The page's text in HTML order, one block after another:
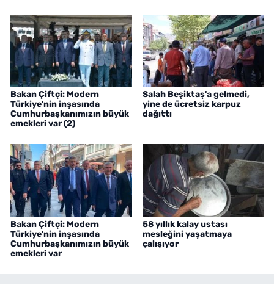
Bakan Çiftçi: Modern
Türkiye'nin inşasında
Cumhurbaşkanımızın büyük
emekleri var (2)
Salah Beşiktaş'a gelmedi,
yine de ücretsiz karpuz
dağıttı
Bakan Çiftçi: Modern
Türkiye'nin inşasında
Cumhurbaşkanımızın büyük
emekleri var
58 yıllık kalay ustası
mesleğini yaşatmaya
çalışıyor